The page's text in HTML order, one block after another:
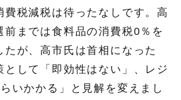
費税減税は待ったなしです。高
前までは食料品の消費税0％を
たが、高市氏は首相になった
として「即効性はない」、レジ
いかかる」と見解を変えまし